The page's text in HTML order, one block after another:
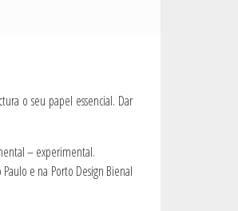
o seu papel essencial. Dar
– experimental.
e na Porto Design Bienal